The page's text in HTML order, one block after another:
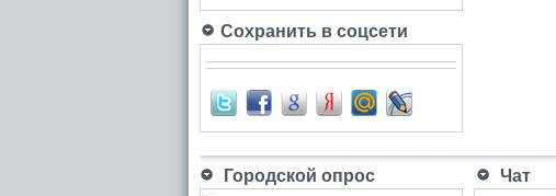
Сохранить в соцсети
Городской опрос Чат